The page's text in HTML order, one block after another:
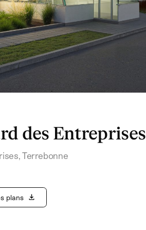
des Entreprises
Terrebonne
plans